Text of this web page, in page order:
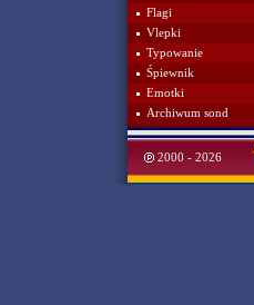
Flagi
Vlepki
Typowanie
Śpiewnik
Emotki
Archiwum sond
2000 - 2026